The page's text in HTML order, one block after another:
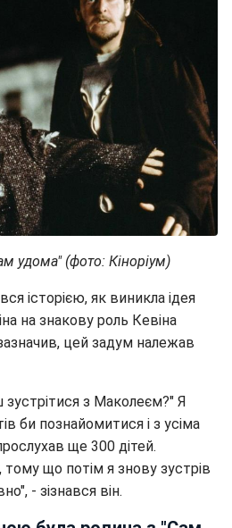
удома" (фото: Кіноріум)
історією, як виникла ідея
на знакову роль Кевіна
цей задум належав
зустрітися з Маколеєм?" Я
би познайомитися і з усіма
ще 300 дітей.
тому що потім я знову зустрів
- зізнався він.